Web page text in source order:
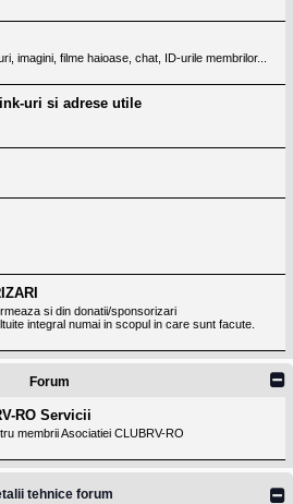
imagini, filme haioase, chat, ID-urile membrilor...
uri si adrese utile
si din donatii/sponsorizari
integral numai in scopul in care sunt facute.
Forum
RO Servicii
membrii Asociatiei CLUBRV-RO
tehnice forum